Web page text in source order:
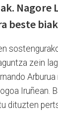
Nagore
beste
zein
Iruñean.
dituzten